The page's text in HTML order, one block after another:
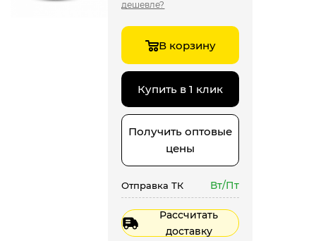
дешевле?
В корзину
Купить в 1 клик
Получить оптовые
цены
Отправка ТК Вт/Пт
Рассчитать
доставку